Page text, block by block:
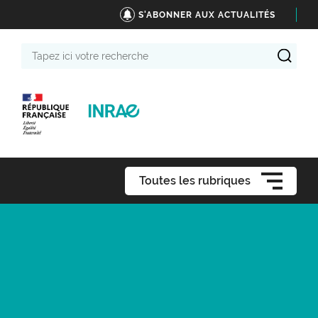
S'ABONNER AUX ACTUALITÉS
Toutes les rubriques